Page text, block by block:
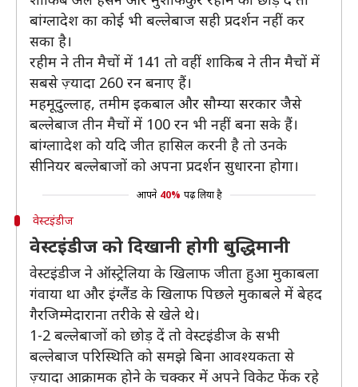
बांग्लादेश का कोई भी बल्लेबाज सही प्रदर्शन नहीं कर
सका है।
रहीम ने तीन मैचों में 141 तो वहीं शाकिब ने तीन मैचों में
सबसे ज़्यादा 260 रन बनाए हैं।
महमूदुल्लाह, तमीम इकबाल और सौम्या सरकार जैसे
बल्लेबाज तीन मैचों में 100 रन भी नहीं बना सके हैं।
बांग्लाादेश को यदि जीत हासिल करनी है तो उनके
सीनियर बल्लेबाजों को अपना प्रदर्शन सुधारना होगा।
आपने 40% पढ़ लिया है
वेस्टइंडीज
वेस्टइंडीज को दिखानी होगी बुद्धिमानी
वेस्टइंडीज ने ऑस्ट्रेलिया के खिलाफ जीता हुआ मुकाबला
गंवाया था और इंग्लैंड के खिलाफ पिछले मुकाबले में बेहद
गैरजिम्मेदाराना तरीके से खेले थे।
1-2 बल्लेबाजों को छोड़ दें तो वेस्टइंडीज के सभी
बल्लेबाज परिस्थिति को समझे बिना आवश्यकता से
ज़्यादा आक्रामक होने के चक्कर में अपने विकेट फेंक रहे